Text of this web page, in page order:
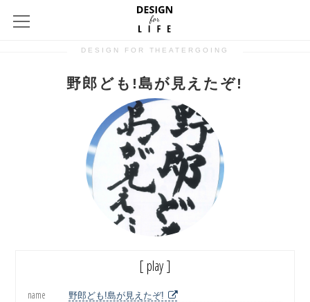
DESIGN FOR THEATERGOING
野郎ども!島が見えたぞ!
[ play ]
name 野郎ども!島が見えたぞ!